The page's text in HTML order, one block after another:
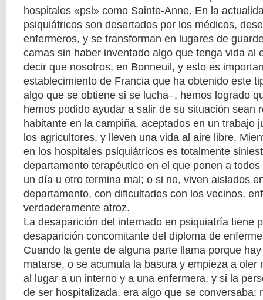
hospitales «psi» como Sainte-Anne. En la
psiquiátricos son desertados por los médicos,
enfermeros, y se transforman en lugares de
camas sin haber inventado algo que tenga vida al
decir que nosotros, en Bonneuil, y esto es
establecimiento de Francia que ha obtenido este
algo que se obtiene si se lucha–, hemos logrado
hemos podido ayudar a salir de su situación sean
habitante en la campiña, aceptados en un trabajo
los agricultores, y lleven una vida al aire libre.
en los hospitales psiquiátricos es totalmente
departamento terapéutico en el que ponen a
un día u otro termina mal; o si no, viven aislados
departamento, con dificultades con los vecinos,
verdaderamente atroz.
La desaparición del internado en psiquiatría tiene
desaparición concomitante del diploma de
Cuando la gente de alguna parte llama porque
matarse, o se acumula la basura y empieza a oler
al lugar a un interno y a una enfermera, y si la
de ser hospitalizada, era algo que se conversaba;